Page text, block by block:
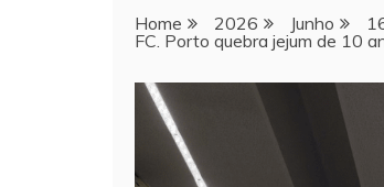
Home 2026 Junho
FC. Porto quebra jejum de 10